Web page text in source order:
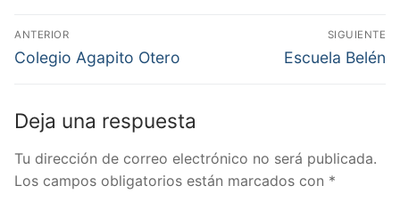
Navegación
de
ANTERIOR
Entrada
Colegio Agapito Otero
SIGUIENTE
Entrada
Escuela Belén
Deja una respuesta
Tu dirección de correo electrónico no será publicada.
Los campos obligatorios están marcados con *